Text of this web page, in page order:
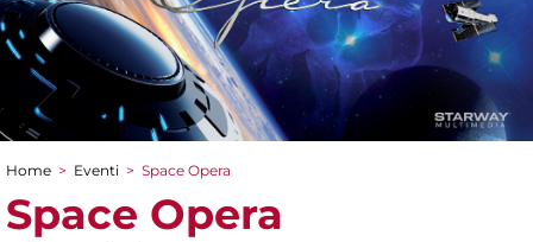
Tu sei qui
Home > Eventi > Space Opera
Space Opera